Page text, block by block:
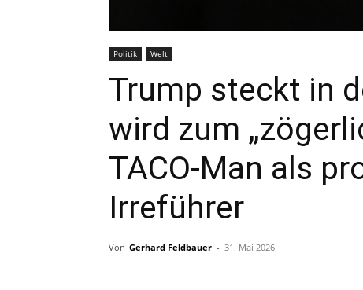
Politik Welt
Trump steckt in
wird zum
TACO-Man als
Irreführer
Von Gerhard Feldbauer - 31. Mai 2026